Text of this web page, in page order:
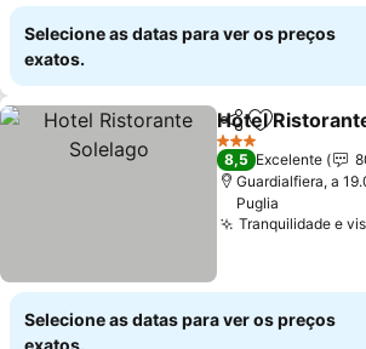
Selecione as datas para ver os preços
exatos.
PartilharAdicionar
Hotel
3 Estrelas
8,5 Excelente
Guardialfiera, a
Puglia
Tranquilidade e
Selecione as datas para ver os preços
exatos.